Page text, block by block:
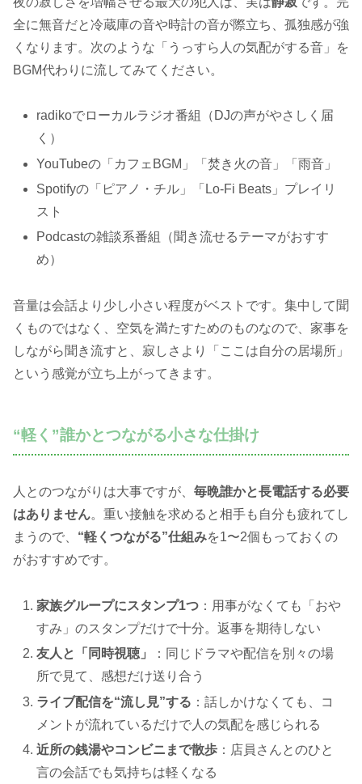
全に無音だと冷蔵庫の音や時計の音が際立ち、孤独感が強
くなります。次のような「うっすら人の気配がする音」を
BGM代わりに流してみてください。
radikoでローカルラジオ番組（DJの声がやさしく届
く）
YouTubeの「カフェBGM」「焚き火の音」「雨音」
Spotifyの「ピアノ・チル」「Lo-Fi Beats」プレイリ
スト
Podcastの雑談系番組（聞き流せるテーマがおすす
め）
音量は会話より少し小さい程度がベストです。集中して聞
くものではなく、空気を満たすためのものなので、家事を
しながら聞き流すと、寂しさより「ここは自分の居場所」
という感覚が立ち上がってきます。
“軽く”誰かとつながる小さな仕掛け
人とのつながりは大事ですが、 毎晩誰かと長電話する必要
はありません。重い接触を求めると相手も自分も疲れてし
まうので、 “軽くつながる”仕組みを1〜2個もっておくの
がおすすめです。
家族グループにスタンプ1つ ：用事がなくても「おや
すみ」のスタンプだけで十分。返事を期待しない
友人と「同時視聴」
：同じドラマや配信を別々の場
所で見て、感想だけ送り合う
ライブ配信を“流し見”する ：話しかけなくても、コ
メントが流れているだけで人の気配を感じられる
近所の銭湯やコンビニまで散歩 ：店員さんとのひと
言の会話でも気持ちは軽くなる